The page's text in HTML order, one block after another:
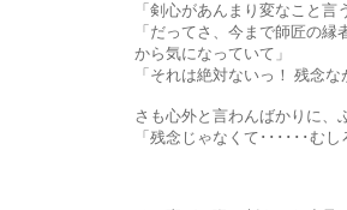
「剣心があんまり変なこと言うから
「だってさ、今まで師匠の縁者が訪ねて
から気になっていて」
「それは絶対ないっ！ 残念ながらそ
さも心外と言わんばかりに、ぶんぶんと
「残念じゃなくて･･････むしろ、